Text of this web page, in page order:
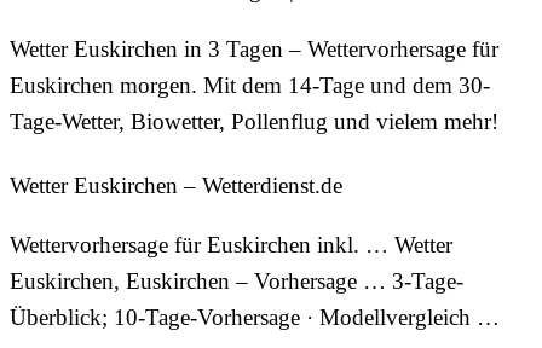
Wetter Euskirchen in 3 Tagen – Wettervorhersage für
Euskirchen morgen. Mit dem 14-Tage und dem 30-
Tage-Wetter, Biowetter, Pollenflug und vielem mehr!
Wetter Euskirchen – Wetterdienst.de
Wettervorhersage für Euskirchen inkl. … Wetter
Euskirchen, Euskirchen – Vorhersage … 3-Tage-
Überblick; 10-Tage-Vorhersage · Modellvergleich …